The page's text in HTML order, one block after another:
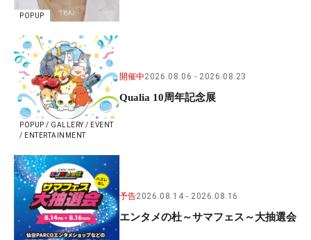
POPUP
POPUP / GALLERY / EVENT
/ ENTERTAINMENT
開催中2026.08.06 2026.08.23
Qualia 10周年記念展
予告2026.08.14 2026.08.16
エンタメの杜～サマフェス～大抽選会